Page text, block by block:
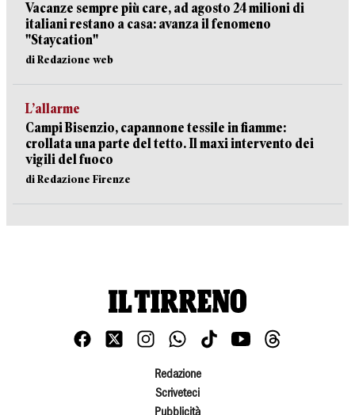
Vacanze sempre più care, ad agosto 24 milioni di
italiani restano a casa: avanza il fenomeno
"Staycation"
di Redazione web
L’allarme
Campi Bisenzio, capannone tessile in fiamme:
crollata una parte del tetto. Il maxi intervento dei
vigili del fuoco
di Redazione Firenze
Redazione
Scriveteci
Pubblicità